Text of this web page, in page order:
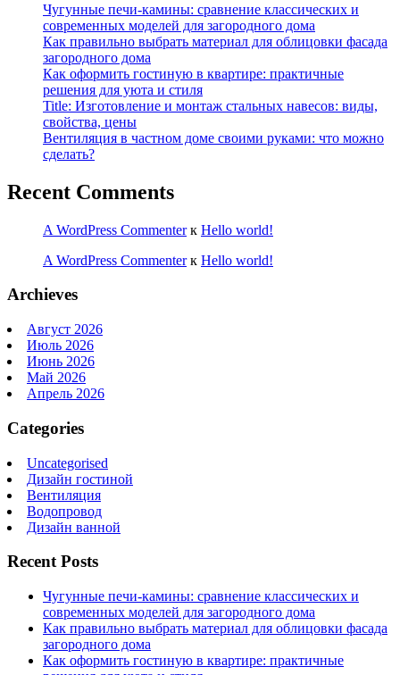
Чугунные печи-камины: сравнение классических и
современных моделей для загородного дома
Как правильно выбрать материал для облицовки фасада
загородного дома
Как оформить гостиную в квартире: практичные
решения для уюта и стиля
Title: Изготовление и монтаж стальных навесов: виды,
свойства, цены
Вентиляция в частном доме своими руками: что можно
сделать?
Recent Comments
A WordPress Commenterк Hello world!
A WordPress Commenterк Hello world!
Archieves
Август 2026
Июль 2026
Июнь 2026
Май 2026
Апрель 2026
Categories
Uncategorised
Дизайн гостиной
Вентиляция
Водопровод
Дизайн ванной
Recent Posts
Чугунные печи-камины: сравнение классических и
современных моделей для загородного дома
Как правильно выбрать материал для облицовки фасада
загородного дома
Как оформить гостиную в квартире: практичные